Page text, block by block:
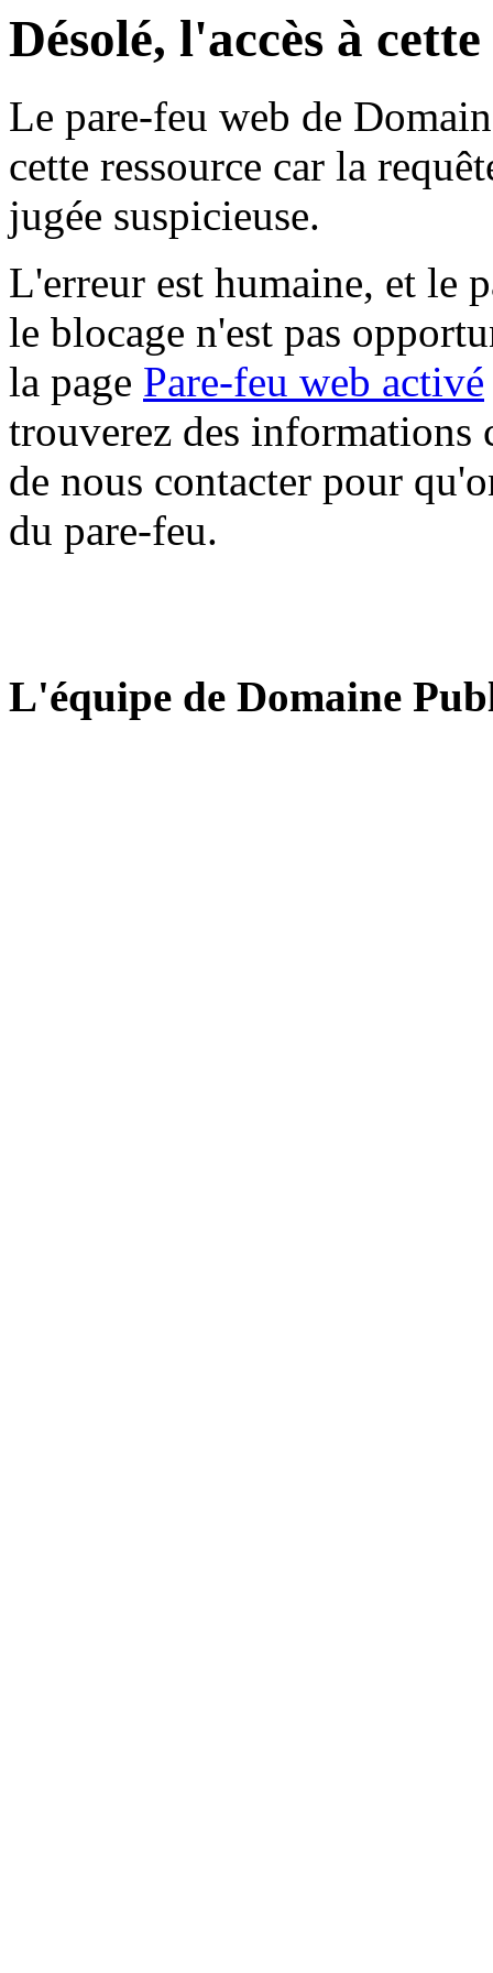
Désolé, l'accès à
Le pare-feu web de
cette ressource car la
jugée suspicieuse.
L'erreur est humaine, et le
le blocage n'est pas
la page Pare-feu web activé
trouverez des informations
de nous contacter pour
du pare-feu.
L'équipe de Domaine